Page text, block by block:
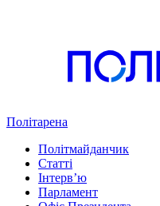
Політарена
Політмайданчик
Статті
Інтервʼю
Парламент